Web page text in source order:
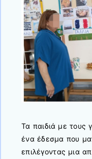
Τα παιδιά με τους
ένα έδεσμα που
επιλέγοντας μια